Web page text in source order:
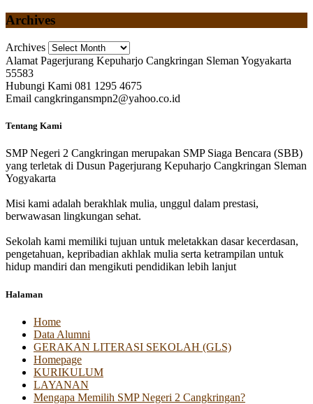
Archives
Archives
Alamat Pagerjurang Kepuharjo Cangkringan Sleman Yogyakarta
55583
Hubungi Kami 081 1295 4675
Email cangkringansmpn2@yahoo.co.id
Tentang Kami
SMP Negeri 2 Cangkringan merupakan SMP Siaga Bencara (SBB)
yang terletak di Dusun Pagerjurang Kepuharjo Cangkringan Sleman
Yogyakarta
Misi kami adalah berakhlak mulia, unggul dalam prestasi,
berwawasan lingkungan sehat.
Sekolah kami memiliki tujuan untuk meletakkan dasar kecerdasan,
pengetahuan, kepribadian akhlak mulia serta ketrampilan untuk
hidup mandiri dan mengikuti pendidikan lebih lanjut
Halaman
Home
Data Alumni
GERAKAN LITERASI SEKOLAH (GLS)
Homepage
KURIKULUM
LAYANAN
Mengapa Memilih SMP Negeri 2 Cangkringan?